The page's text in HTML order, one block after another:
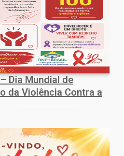
Dia Mundial de
da Violência Contra a